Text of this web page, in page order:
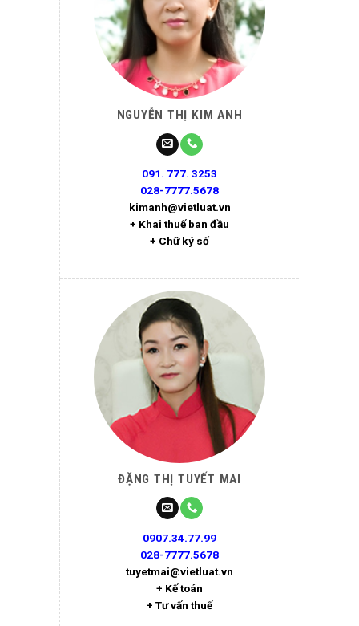
NGUYỄN THỊ KIM ANH
091. 777. 3253
028-7777.5678
kimanh@vietluat.vn
+ Khai thuế ban đầu
+ Chữ ký số
ĐẶNG THỊ TUYẾT MAI
0907.34.77.99
028-7777.5678
tuyetmai@vietluat.vn
+ Kế toán
+ Tư vấn thuế